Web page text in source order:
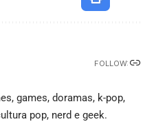
FOLLOW:
games, doramas, k-pop,
pop, nerd e geek.